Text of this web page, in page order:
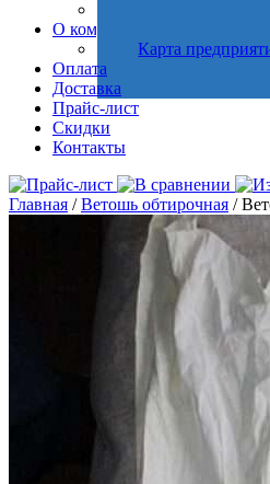
О компании
Карта
Оплата
Доставка
Прайс-лист
Скидки
Контакты
Главная /Ветошь обтирочная /